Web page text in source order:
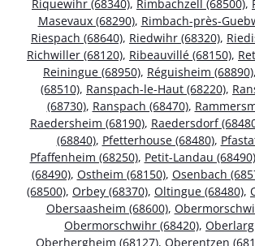
Riquewihr (68340), Rimbachzell (68500),
Masevaux (68290), Rimbach-près-
Riespach (68640), Riedwihr (68320),
Richwiller (68120), Ribeauvillé (68150),
Reiningue (68950), Réguisheim (68890),
(68510), Ranspach-le-Haut (68220),
(68730), Ranspach (68470),
Raedersheim (68190), Raedersdorf
(68840), Pfetterhouse (68480),
Pfaffenheim (68250), Petit-Landau (68490)
(68490), Ostheim (68150), Osenbach
(68500), Orbey (68370), Oltingue (68480),
Obersaasheim (68600),
Obermorschwihr (68420),
Oberhergheim (68127), Oberentzen